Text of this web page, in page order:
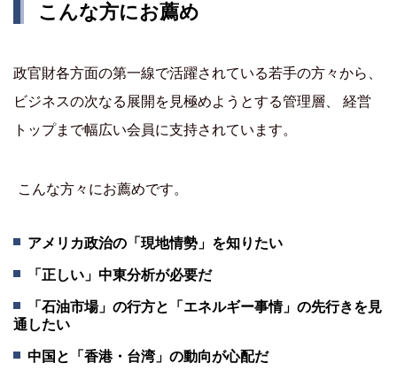
こんな方にお薦め
政官財各方面の第一線で活躍されている若手の方々から、
ビジネスの次なる展開を見極めようとする管理層、 経営
トップまで幅広い会員に支持されています。
こんな方々にお薦めです。
アメリカ政治の「現地情勢」を知りたい
「正しい」中東分析が必要だ
「石油市場」の行方と「エネルギー事情」の先行きを見
通したい
中国と「香港・台湾」の動向が心配だ